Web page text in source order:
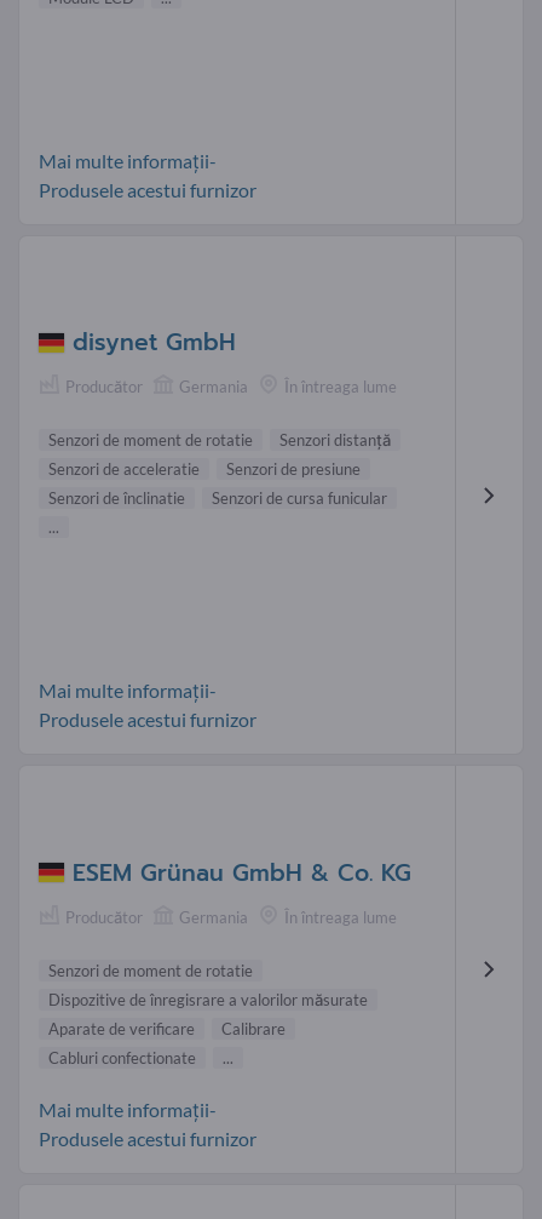
Mai multe informații-
Produsele acestui furnizor
disynet GmbH
Producător Germania În întreaga lume
Senzori de moment de rotatie
Senzori distanţă
Senzori de acceleratie
Senzori de presiune
Senzori de înclinatie
Senzori de cursa funicular
...
Mai multe informații-
Produsele acestui furnizor
ESEM Grünau GmbH & Co. KG
Producător Germania În întreaga lume
Senzori de moment de rotatie
Dispozitive de înregisrare a valorilor măsurate
Aparate de verificare
Calibrare
Cabluri confectionate
...
Mai multe informații-
Produsele acestui furnizor